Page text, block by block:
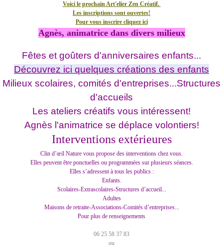
Voici le prochain Art'elier Zen Créatif.
Les inscriptions sont ouvertes!
Pour vous inscrire cliquez ici
Agnès, animatrice dans divers milieux
Fêtes et goûters d'anniversaires enfants...
Découvrez ici quelques créations des enfants
Milieux scolaires, comités d'entreprises...Structures
d'accueils
Les ateliers créatifs vous intéressent!
Agnès l'animatrice se déplace volontiers!
Interventions extérieures
Clin d’œil Nature vous propose des interventions chez vous.
Elles peuvent être ponctuelles ou programmées sur plusieurs séances.
Elles s’adressent à tous les publics :
Enfants.
Scolaires-Extrascolaires-Structures d’accueil...
Adultes
Maisons de retraite-Associations-Comités d’entreprises...
Pour plus de renseignements
06 25 58 37 83
ou